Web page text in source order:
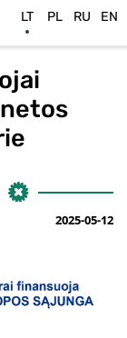
2025-05-12
LT PL RU EN